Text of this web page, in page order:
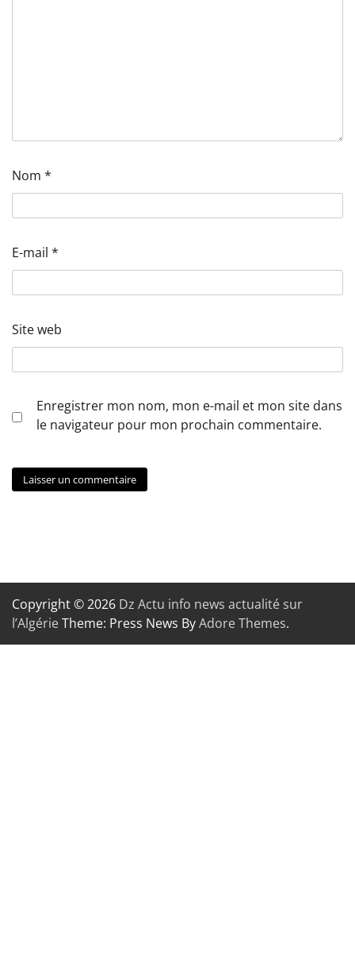
Nom *
E-mail *
Site web
Enregistrer mon nom, mon e-mail et mon site dans
le navigateur pour mon prochain commentaire.
Copyright © 2026 Dz Actu info news actualité sur
l’AlgérieTheme: Press News ByAdore Themes.